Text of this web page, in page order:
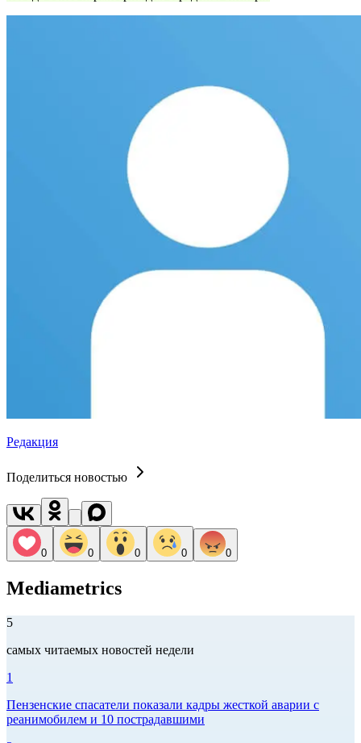
Редакция
Поделиться новостью
0 0 0 0 0
Mediametrics
5
самых читаемых новостей недели
1
Пензенские спасатели показали кадры жесткой аварии с
реанимобилем и 10 пострадавшими